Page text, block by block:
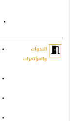
meeting_room
الندوات
والمؤتمرات